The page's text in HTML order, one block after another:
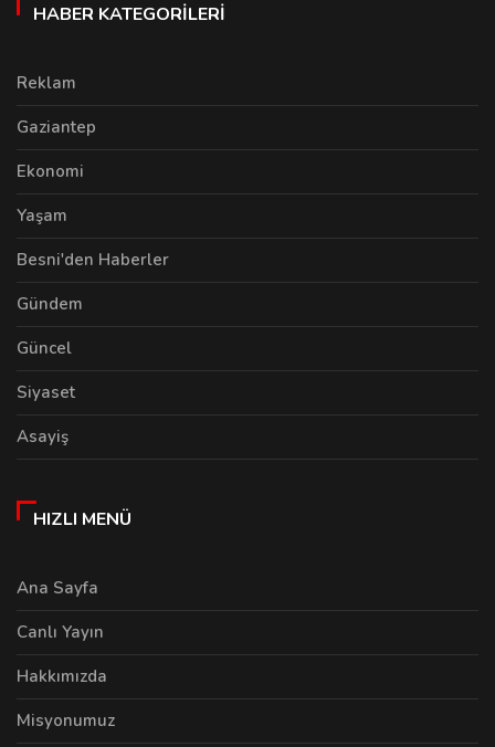
HABER KATEGORILERI
Reklam
Gaziantep
Ekonomi
Yaşam
Besni'den Haberler
Gündem
Güncel
Siyaset
Asayiş
HIZLI MENÜ
Ana Sayfa
Canlı Yayın
Hakkımızda
Misyonumuz